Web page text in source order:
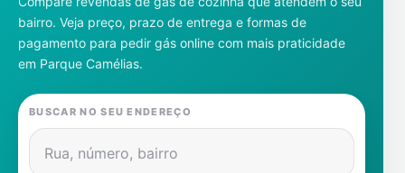
Cadastre-se
Gás
Contatos
bairro. Veja preço, prazo de entrega e formas de
pagamento para pedir gás online com mais praticidade
em Parque Camélias.
BUSCAR NO SEU ENDEREÇO
Rua, número, bairro